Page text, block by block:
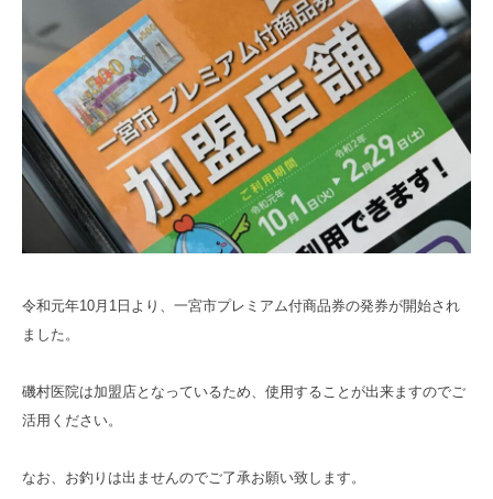
令和元年10月1日より、一宮市プレミアム付商品券の発券が開始され
ました。
磯村医院は加盟店となっているため、使用することが出来ますのでご
活用ください。
なお、お釣りは出ませんのでご了承お願い致します。
問い合わせ
アクセス